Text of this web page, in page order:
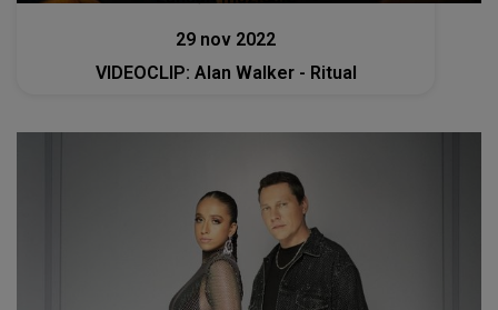
29 nov 2022
VIDEOCLIP: Alan Walker - Ritual